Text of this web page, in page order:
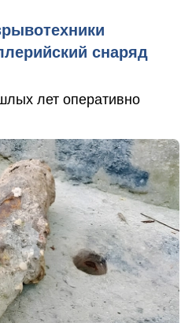
снаряд
лет оперативно